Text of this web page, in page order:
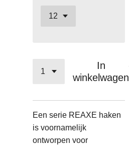
In
winkelwagen
Een serie REAXE haken
is voornamelijk
ontworpen voor